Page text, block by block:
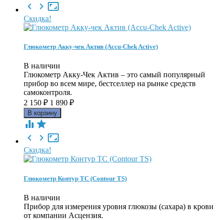

 
Скидка!
Глюкометр Акку-чек Актив (Accu-Chek Active)
В наличии
Глюкометр Акку-Чек Актив – это самый популярный
прибор во всем мире, бестселлер на рынке средств
самоконтроля.
2 150 ₽ 1 890 ₽
 

 
Скидка!
Глюкометр Контур ТС (Contour TS)
В наличии
Прибор для измерения уровня глюкозы (сахара) в крови
от компании Асцензия.